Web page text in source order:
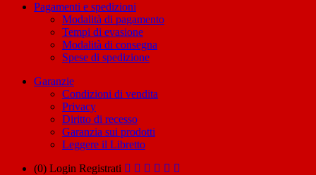
Pagamenti e spedizioni
Modalità di pagamento
Tempi di evasione
Modalità di consegna
Spese di spedizione
Garanzie
Condizioni di vendita
Privacy
Diritto di recesso
Garanzia sui prodotti
Leggere il Libretto
(0) Login Registrati